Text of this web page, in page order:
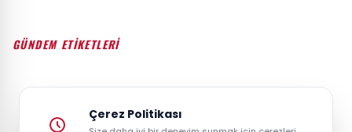
GÜNDEM ETİKETLERİ
#GÜNDEM #SIYASET #EKONOMI #SPOR #TEKNOLOJI
#DÜNYA
Çerez Politikası